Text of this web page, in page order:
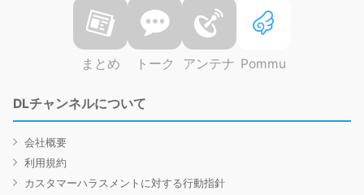
まとめ トーク アンテナ Pommu
DLチャンネルについて
会社概要
利用規約
カスタマーハラスメントに対する行動指針